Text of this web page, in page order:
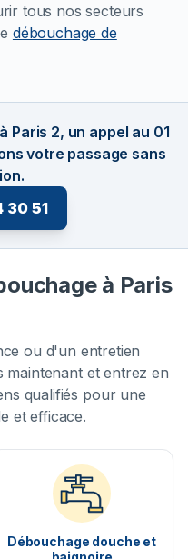
tous nos secteurs
débouchage de
Paris 2, un appel au 01
votre passage sans
30 51
à Paris
ou d'un entretien
et entrez en
qualifiés pour une
et efficace.
Débouchage douche et